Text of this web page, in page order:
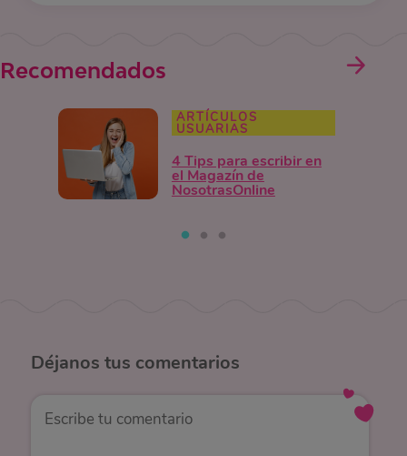
Recomendados
ARTÍCULOS
USUARIAS
4 Tips para escribir en
el Magazín de
NosotrasOnline
Déjanos tus comentarios